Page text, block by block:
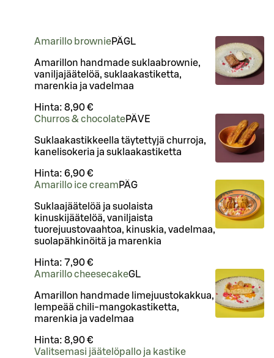
Amarillo browniePÄGL
Amarillon handmade suklaabrownie,
vaniljajäätelöä, suklaakastiketta,
marenkia ja vadelmaa
Hinta: 8,90 €
Churros & chocolatePÄVE
Suklaakastikkeella täytettyjä churroja,
kanelisokeria ja suklaakastiketta
Hinta: 6,90 €
Amarillo ice cream PÄG
Suklaajäätelöä ja suolaista
kinuskijäätelöä, vaniljaista
tuorejuustovaahtoa, kinuskia, vadelmaa,
suolapähkinöitä ja marenkia
Hinta: 7,90 €
Amarillo cheesecakeGL
Amarillon handmade limejuustokakkua,
lempeää chili-mangokastiketta,
marenkia ja vadelmaa
Hinta: 8,90 €
Valitsemasi jäätelöpallo ja kastike